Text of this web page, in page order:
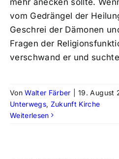
vom Gedrängel der
Geschrei der Dämonen
Fragen der
verschwand er und
VonWalter Färber 19. August
Unterwegs, Zukunft Kirche
Weiterlesen